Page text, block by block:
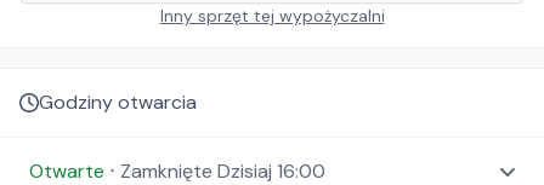
Inny sprzęt tej wypożyczalni
Godziny otwarcia
Otwarte ⋅ Zamknięte Dzisiaj 16:00